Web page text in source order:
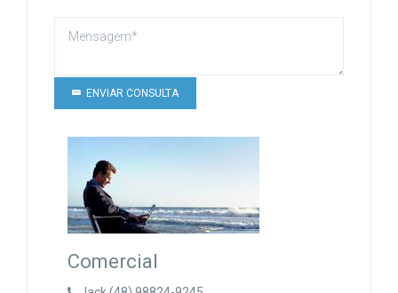
ENVIAR CONSULTA
Comercial